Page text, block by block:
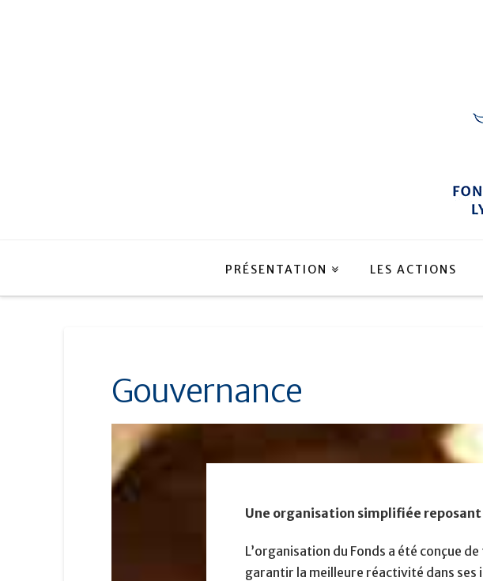
PRÉSENTATION LES ACTIONS
Gouvernance
Une organisation simplifiée
L’organisation du Fonds a été conçue
garantir la meilleure réactivité dans ses